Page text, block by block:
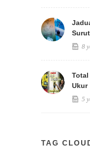
8
Ukur
5
TAG